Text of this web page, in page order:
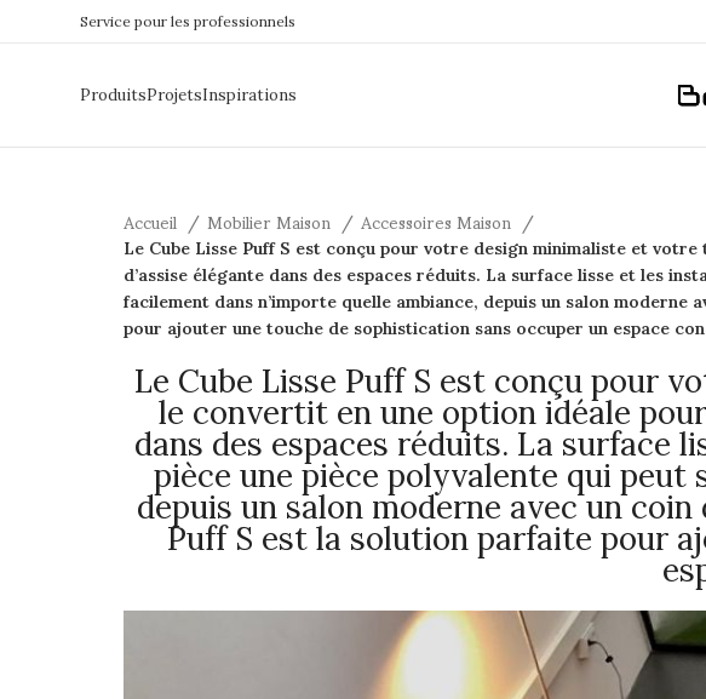
Service pour les professionnels
ProduitsProjetsInspirations
Accueil Mobilier Maison Accessoires Maison
Le Cube Lisse Puff S est conçu pour votre design minimaliste et
d’assise élégante dans des espaces réduits. La surface lisse et les
facilement dans n’importe quelle ambiance, depuis un salon
pour ajouter une touche de sophistication sans occuper un espace
Le Cube Lisse Puff S est conçu pour
le convertit en une option idéale
dans des espaces réduits. La surface
pièce une pièce polyvalente qui peut
depuis un salon moderne avec un
Puff S est la solution parfaite pour